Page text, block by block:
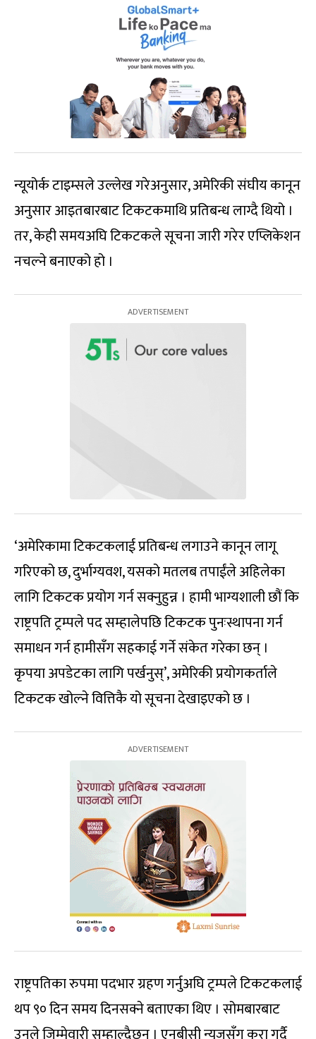
न्यूयोर्क टाइम्सले उल्लेख गरेअनुसार, अमेरिकी संघीय कानून
अनुसार आइतबारबाट टिकटकमाथि प्रतिबन्ध लाग्दै थियो ।
तर, केही समयअघि टिकटकले सूचना जारी गरेर एप्लिकेशन
नचल्ने बनाएको हो ।
‘अमेरिकामा टिकटकलाई प्रतिबन्ध लगाउने कानून लागू
गरिएको छ, दुर्भाग्यवश, यसको मतलब तपाईंले अहिलेका
लागि टिकटक प्रयोग गर्न सक्नुहुन्न । हामी भाग्यशाली छौं कि
राष्ट्रपति ट्रम्पले पद सम्हालेपछि टिकटक पुनःस्थापना गर्न
समाधन गर्न हामीसँग सहकाई गर्ने संकेत गरेका छन् ।
कृपया अपडेटका लागि पर्खनुस्’, अमेरिकी प्रयोगकर्ताले
टिकटक खोल्ने वित्तिकै यो सूचना देखाइएको छ ।
राष्ट्रपतिका रुपमा पदभार ग्रहण गर्नुअघि ट्रम्पले टिकटकलाई
थप ९० दिन समय दिनसक्ने बताएका थिए । सोमबारबाट